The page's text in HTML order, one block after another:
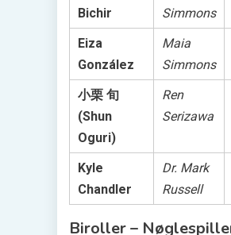
Bichir
Simmons
Eiza
González
Maia
Simmons
小栗 旬
(Shun
Oguri)
Ren
Serizawa
Kyle
Chandler
Dr. Mark
Russell
Biroller –